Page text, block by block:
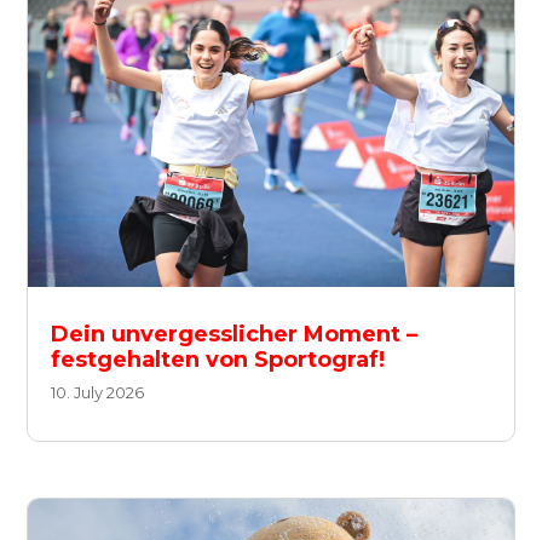
Dein unvergesslicher Moment –
festgehalten von Sportograf!
10. July 2026